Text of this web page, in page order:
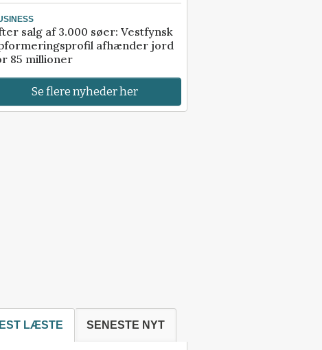
salg af 3.000 søer: Vestfynsk
afhænder jord
85 millioner
Se flere nyheder her
LÆSTE SENESTE NYT